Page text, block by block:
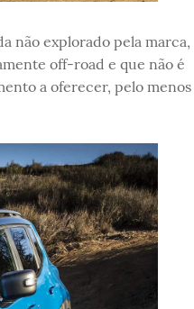
não explorado pela marca,
off-road e que não é
a oferecer, pelo menos